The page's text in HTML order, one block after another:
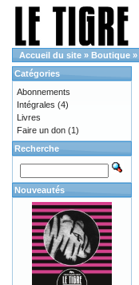
Accueil du site » Boutique »
Catégories
Abonnements
Intégrales (4)
Livres
Faire un don (1)
Recherche
Nouveautés